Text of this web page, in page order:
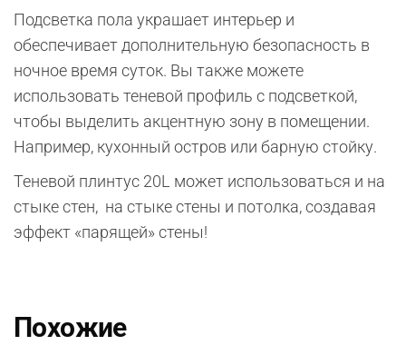
Подсветка пола украшает интерьер и
обеспечивает дополнительную безопасность в
ночное время суток. Вы также можете
использовать теневой профиль с подсветкой,
чтобы выделить акцентную зону в помещении.
Например, кухонный остров или барную стойку.
Теневой плинтус 20L может использоваться и на
стыке стен, на стыке стены и потолка, создавая
эффект «парящей» стены!
Похожие